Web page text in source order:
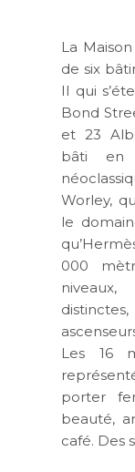
La
de six
II qui
Bond
et 23
bâti en
Worley,
le
000
Les 16
porter
beauté,
café. Des